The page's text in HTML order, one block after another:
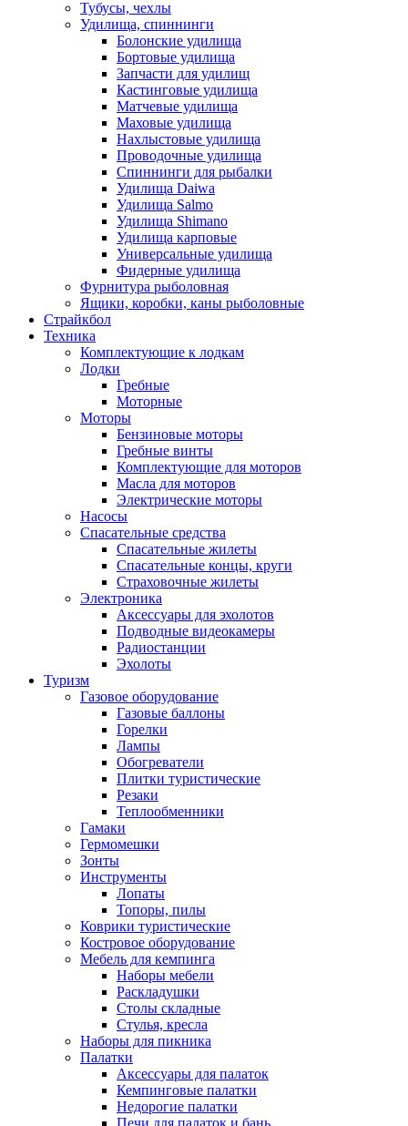
Тубусы, чехлы
Удилища, спиннинги
Болонские удилища
Бортовые удилища
Запчасти для удилищ
Кастинговые удилища
Матчевые удилища
Маховые удилища
Нахлыстовые удилища
Проводочные удилища
Спиннинги для рыбалки
Удилища Daiwa
Удилища Salmo
Удилища Shimano
Удилища карповые
Универсальные удилища
Фидерные удилища
Фурнитура рыболовная
Ящики, коробки, каны рыболовные
Страйкбол
Техника
Комплектующие к лодкам
Лодки
Гребные
Моторные
Моторы
Бензиновые моторы
Гребные винты
Комплектующие для моторов
Масла для моторов
Электрические моторы
Насосы
Спасательные средства
Спасательные жилеты
Спасательные концы, круги
Страховочные жилеты
Электроника
Аксессуары для эхолотов
Подводные видеокамеры
Радиостанции
Эхолоты
Туризм
Газовое оборудование
Газовые баллоны
Горелки
Лампы
Обогреватели
Плитки туристические
Резаки
Теплообменники
Гамаки
Гермомешки
Зонты
Инструменты
Лопаты
Топоры, пилы
Коврики туристические
Костровое оборудование
Мебель для кемпинга
Наборы мебели
Раскладушки
Столы складные
Стулья, кресла
Наборы для пикника
Палатки
Аксессуары для палаток
Кемпинговые палатки
Недорогие палатки
Печи для палаток и бань